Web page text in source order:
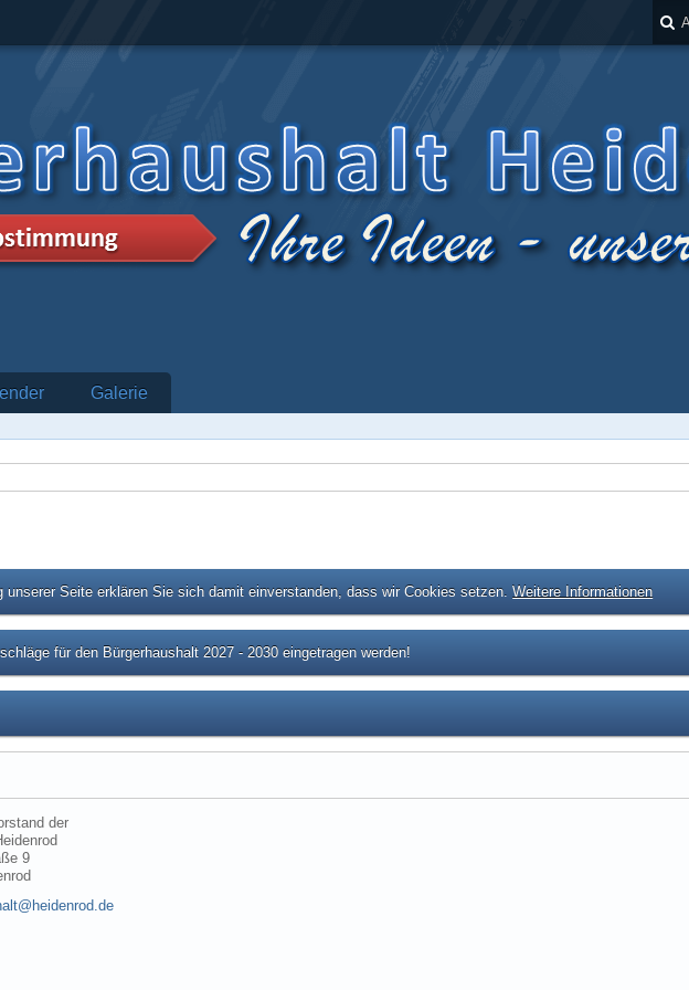
Galerie
unserer Seite erklären Sie sich damit einverstanden, dass wir Cookies setzen.Weitere Informationen
für den Bürgerhaushalt 2027 - 2030 eingetragen werden!
der
9